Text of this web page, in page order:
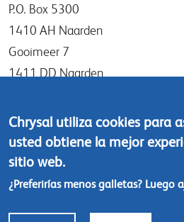
P.O. Box 5300
1410 AH Naarden
Gooimeer 7
1411 DD Naarden
Tel: +31 (0)35 - 695 58 88
Contáctanos
Chrysal utiliza cookies para
usted obtiene la mejor
sitio web.
¿Preferirías menos galletas? Luego